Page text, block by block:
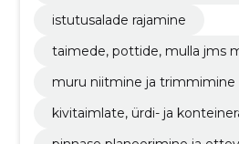
istutusalade rajamine
taimede, pottide, mulla jms
muru niitmine ja trimmimine
kivitaimlate, ürdi- ja